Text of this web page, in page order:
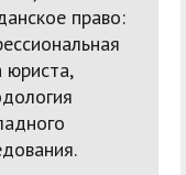
право:
юриста,